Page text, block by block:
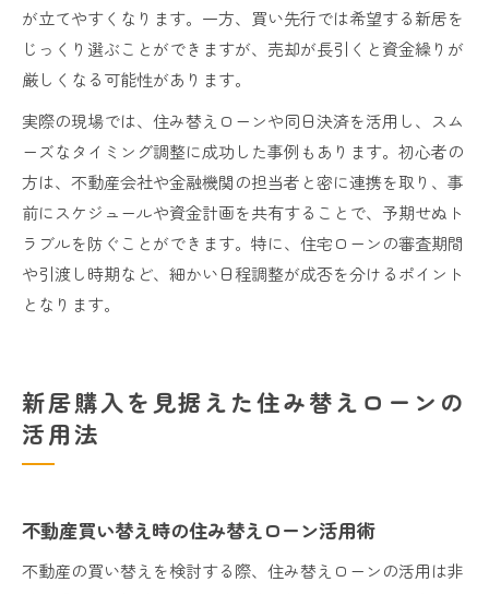
が立てやすくなります。一方、買い先行では希望する新居を
じっくり選ぶことができますが、売却が長引くと資金繰りが
厳しくなる可能性があります。
実際の現場では、住み替えローンや同日決済を活用し、スム
ーズなタイミング調整に成功した事例もあります。初心者の
方は、不動産会社や金融機関の担当者と密に連携を取り、事
前にスケジュールや資金計画を共有することで、予期せぬト
ラブルを防ぐことができます。特に、住宅ローンの審査期間
や引渡し時期など、細かい日程調整が成否を分けるポイント
となります。
新居購入を見据えた住み替えローンの
活用法
不動産買い替え時の住み替えローン活用術
不動産の買い替えを検討する際、住み替えローンの活用は非